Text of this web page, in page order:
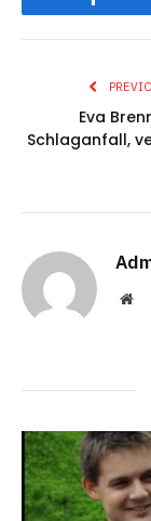
Eva
Schlaganfall,